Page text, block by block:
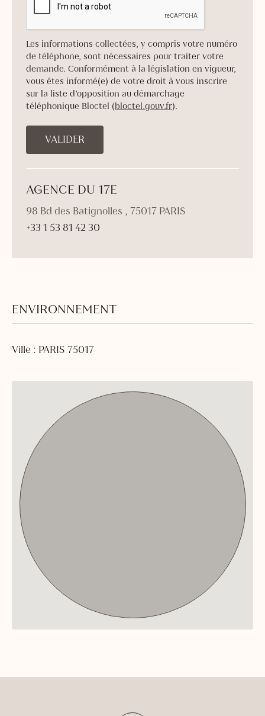
Les informations collectées, y compris votre numéro
de téléphone, sont nécessaires pour traiter votre
demande. Conformément à la législation en vigueur,
vous êtes informé(e) de votre droit à vous inscrire
sur la liste d’opposition au démarchage
téléphonique Bloctel (bloctel.gouv.fr).
AGENCE DU 17E
98 Bd des Batignolles , 75017 PARIS
+33 1 53 81 42 30
ENVIRONNEMENT
Ville : PARIS 75017